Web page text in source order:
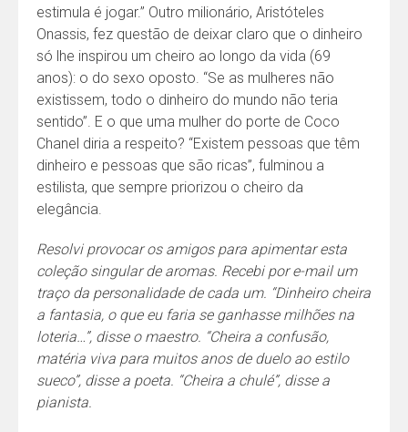
estimula é jogar.” Outro milionário, Aristóteles
Onassis, fez questão de deixar claro que o dinheiro
só lhe inspirou um cheiro ao longo da vida (69
anos): o do sexo oposto. “Se as mulheres não
existissem, todo o dinheiro do mundo não teria
sentido”. E o que uma mulher do porte de Coco
Chanel diria a respeito? “Existem pessoas que têm
dinheiro e pessoas que são ricas”, fulminou a
estilista, que sempre priorizou o cheiro da
elegância.
Resolvi provocar os amigos para apimentar esta
coleção singular de aromas. Recebi por e-mail um
traço da personalidade de cada um. “Dinheiro cheira
a fantasia, o que eu faria se ganhasse milhões na
loteria…”, disse o maestro. “Cheira a confusão,
matéria viva para muitos anos de duelo ao estilo
sueco”, disse a poeta. “Cheira a chulé”, disse a
pianista.